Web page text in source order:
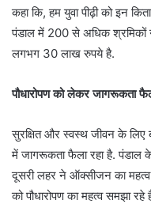
कहा कि, हम युवा पीढ़ी को इन
पंडाल में 200 से अधिक श्रमिकों
लगभग 30 लाख रुपये है.
पौधारोपण को लेकर जागरूकता
सुरक्षित और स्वस्थ जीवन के लिए
में जागरूकता फैला रहा है. पंडाल के
दूसरी लहर ने ऑक्सीजन का
को पौधारोपण का महत्व समझा रहे